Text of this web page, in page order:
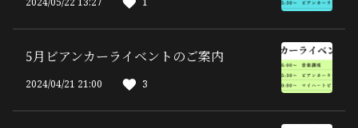
5月ビアンカーライベントのご案内
2024/04/21 21:00 3